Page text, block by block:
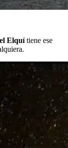
Elquítiene ese